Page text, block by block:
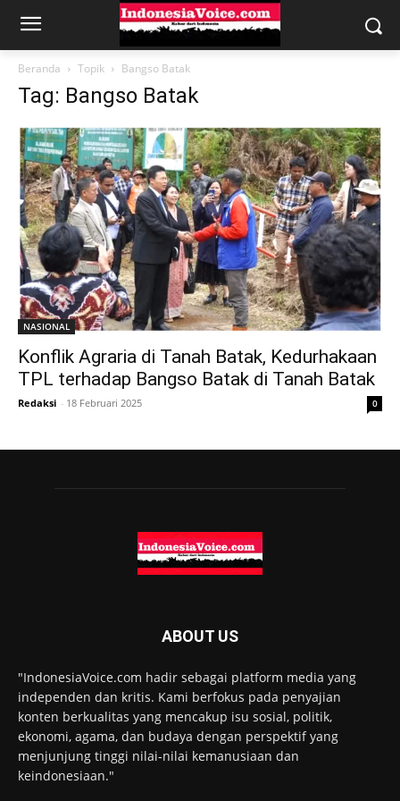
Beranda Topik Bangso Batak
Tag: Bangso Batak
NASIONAL
Konflik Agraria di Tanah Batak, Kedurhakaan
TPL terhadap Bangso Batak di Tanah Batak
Redaksi - 18 Februari 2025 0
ABOUT US
"IndonesiaVoice.com hadir sebagai platform media yang
independen dan kritis. Kami berfokus pada penyajian
konten berkualitas yang mencakup isu sosial, politik,
ekonomi, agama, dan budaya dengan perspektif yang
menjunjung tinggi nilai-nilai kemanusiaan dan
keindonesiaan."